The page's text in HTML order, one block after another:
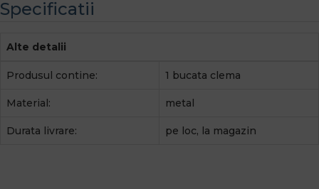
Specificatii
Alte detalii
Produsul contine: 1 bucata clema
Material: metal
Durata livrare: pe loc, la magazin